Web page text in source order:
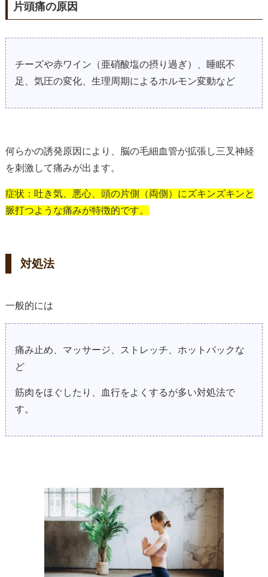
片頭痛の原因
チーズや赤ワイン（亜硝酸塩の摂り過ぎ）、睡眠不
足、気圧の変化、生理周期によるホルモン変動など
何らかの誘発原因により、脳の毛細血管が拡張し三叉神経
を刺激して痛みが出ます。
症状：吐き気、悪心、頭の片側（両側）にズキンズキンと
脈打つような痛みが特徴的です。
対処法
一般的には
痛み止め、マッサージ、ストレッチ、ホットパックな
ど
筋肉をほぐしたり、血行をよくするが多い対処法で
す。